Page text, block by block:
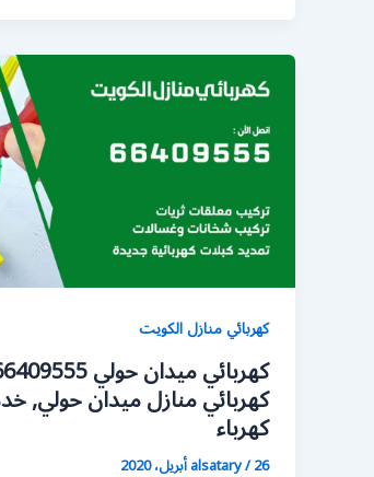
كهربائي منازل الكويت
كهربائي منازل ميدان حولي,
كهرباء
alsatary/26 أبريل، 2020